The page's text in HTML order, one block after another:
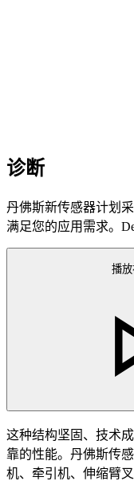
诊断
丹佛斯新传感器计划
满足您的应用需求。
播
这种结构坚固、技术
靠的性能。丹佛斯传
机、牵引机、伸缩臂